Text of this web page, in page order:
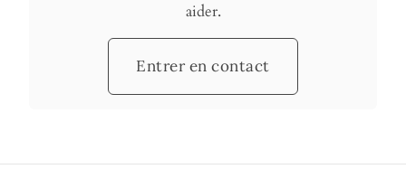
aider.
Entrer en contact